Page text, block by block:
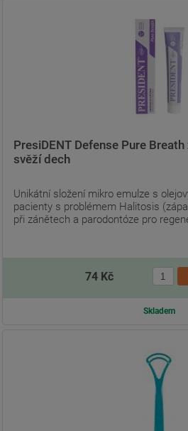
PresiDENT Defense Pure
svěží dech
Unikátní složení mikro emulze s
pacienty s problémem Halitosis
při zánětech a parodontóze pro
74 Kč
Skladem